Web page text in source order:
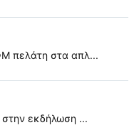
πελάτη στα απλ...
στην εκδήλωση ...